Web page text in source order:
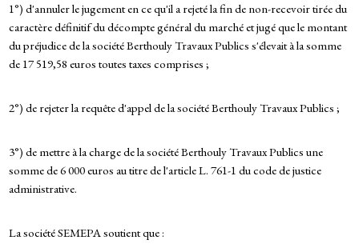
1°) d'annuler le jugement en ce qu'il a rejeté la fin de non-recevoir tirée du
caractère définitif du décompte général du marché et jugé que le montant
du préjudice de la société Berthouly Travaux Publics s'élevait à la somme
de 17 519,58 euros toutes taxes comprises ;
2°) de rejeter la requête d'appel de la société Berthouly Travaux Publics ;
3°) de mettre à la charge de la société Berthouly Travaux Publics une
somme de 6 000 euros au titre de l'article L. 761-1 du code de justice
administrative.
La société SEMEPA soutient que :